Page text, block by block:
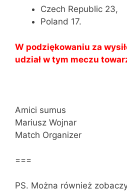
Czech Republic 23,
Poland 17.
W podziękowaniu za
udział w tym meczu
Amici sumus
Mariusz Wojnar
Match Organizer
===
PS. Można również